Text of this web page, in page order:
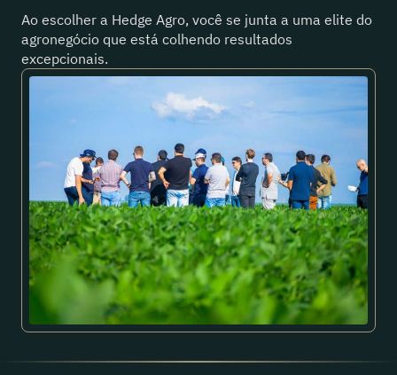
Ao escolher a Hedge Agro, você se junta a uma elite do
agronegócio que está colhendo resultados
excepcionais.